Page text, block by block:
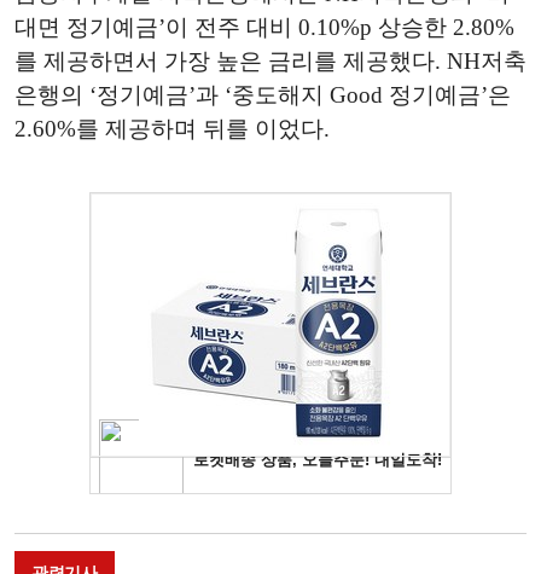
대면 정기예금’이 전주 대비 0.10%p 상승한 2.80%
를 제공하면서 가장 높은 금리를 제공했다. NH저축
은행의 ‘정기예금’과 ‘중도해지 Good 정기예금’은
2.60%를 제공하며 뒤를 이었다.